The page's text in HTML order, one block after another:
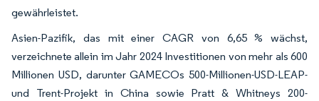
gewährleistet.
Asien-Pazifik, das mit einer CAGR von 6,65 % wächst,
verzeichnete allein im Jahr 2024 Investitionen von mehr als 600
Millionen USD, darunter GAMECOs 500-Millionen-USD-LEAP-
und Trent-Projekt in China sowie Pratt & Whitneys 200-